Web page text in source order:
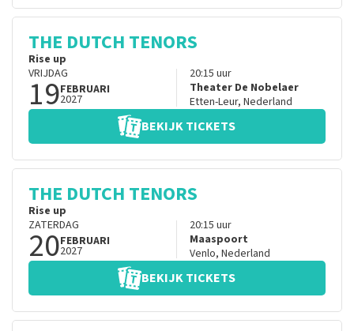
THE DUTCH TENORS
Rise up
VRIJDAG
19FEBRUARI
2027
20:15 uur
Theater De Nobelaer
Etten-Leur, Nederland
BEKIJK TICKETS
THE DUTCH TENORS
Rise up
ZATERDAG
20FEBRUARI
2027
20:15 uur
Maaspoort
Venlo, Nederland
BEKIJK TICKETS